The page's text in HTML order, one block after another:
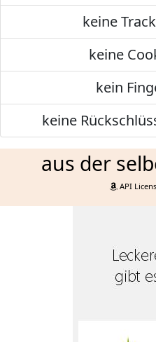
keine
keine
kein
keine
aus der
API